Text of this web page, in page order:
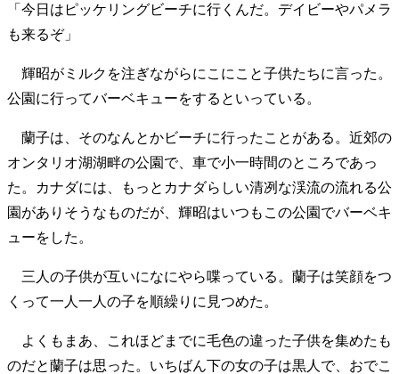
「今日はピッケリングビーチに行くんだ。デイビーやパメラ
も来るぞ」
輝昭がミルクを注ぎながらにこにこと子供たちに言った。
公園に行ってバーベキューをするといっている。
蘭子は、そのなんとかビーチに行ったことがある。近郊の
オンタリオ湖湖畔の公園で、車で小一時間のところであっ
た。カナダには、もっとカナダらしい清冽な渓流の流れる公
園がありそうなものだが、輝昭はいつもこの公園でバーベキ
ューをした。
三人の子供が互いになにやら喋っている。蘭子は笑顔をつ
くって一人一人の子を順繰りに見つめた。
よくもまあ、これほどまでに毛色の違った子供を集めたも
のだと蘭子は思った。いちばん下の女の子は黒人で、おでこ